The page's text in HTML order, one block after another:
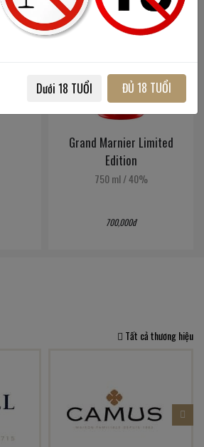
Grand Marnier Limited
Edition
750 ml/40%
700,000đ
Tất cả thương hiệu
Dưới 18 TUỔI ĐỦ 18 TUỔI